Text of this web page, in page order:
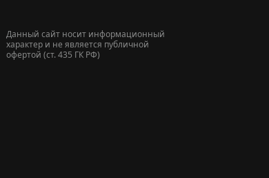
Данный сайт носит информационный
характер и не является публичной
офертой (ст. 435 ГК РФ)